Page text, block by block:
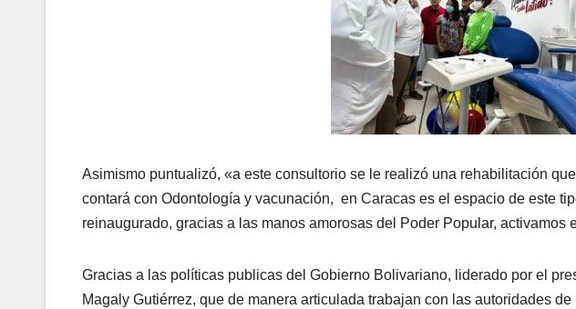
Asimismo puntualizó, «a este consultorio se le realizó una rehabilitación
contará con Odontología y vacunación, en Caracas es el espacio de este
reinaugurado, gracias a las manos amorosas del Poder Popular, activamos
Gracias a las políticas publicas del Gobierno Bolivariano, liderado por el
Magaly Gutiérrez, que de manera articulada trabajan con las autoridades